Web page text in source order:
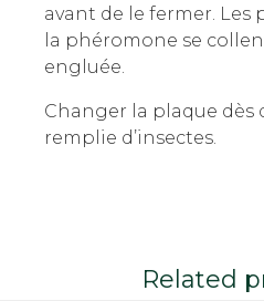
avant de le fermer.
la phéromone se
engluée.
Changer la plaque dès
remplie d’insectes.
Related